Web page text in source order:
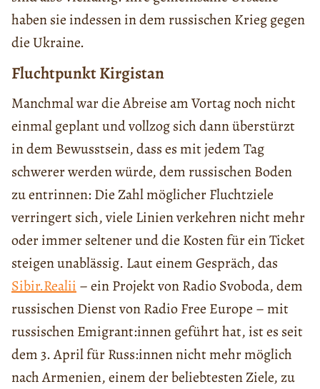
haben sie indessen in dem russischen Krieg gegen
die Ukraine.
Fluchtpunkt Kirgistan
Manchmal war die Abreise am Vortag noch nicht
einmal geplant und vollzog sich dann überstürzt
in dem Bewusstsein, dass es mit jedem Tag
schwerer werden würde, dem russischen Boden
zu entrinnen: Die Zahl möglicher Fluchtziele
verringert sich, viele Linien verkehren nicht mehr
oder immer seltener und die Kosten für ein Ticket
steigen unablässig. Laut einem Gespräch, das
Sibir.Realii – ein Projekt von Radio Svoboda, dem
russischen Dienst von Radio Free Europe – mit
russischen Emigrant:innen geführt hat, ist es seit
dem 3. April für Russ:innen nicht mehr möglich
nach Armenien, einem der beliebtesten Ziele, zu